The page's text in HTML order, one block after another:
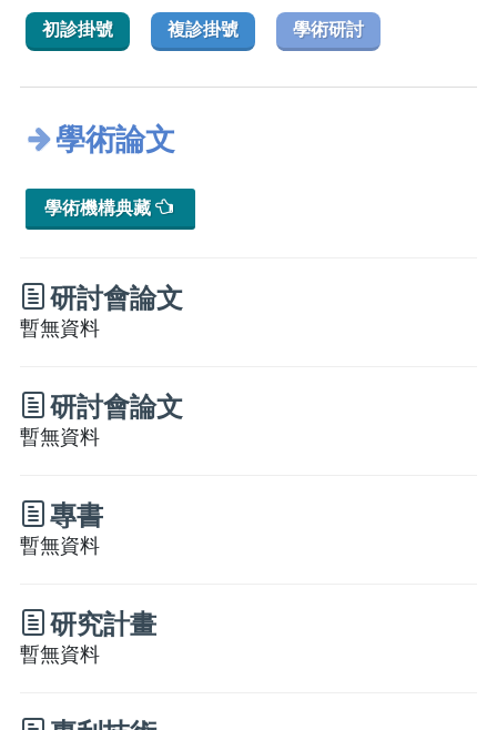
初診掛號 複診掛號 學術研討
學術論文
學術機構典藏
研討會論文
暫無資料
研討會論文
暫無資料
專書
暫無資料
研究計畫
暫無資料